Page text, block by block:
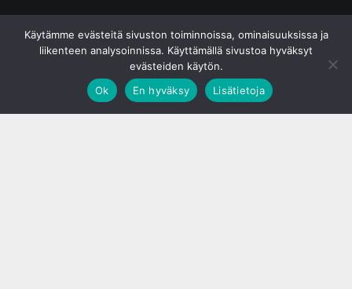
Käytämme evästeitä sivuston toiminnoissa, ominaisuuksissa ja
liikenteen analysoinnissa. Käyttämällä sivustoa hyväksyt
evästeiden käytön.
Ok
En hyväksy Lisätietoja